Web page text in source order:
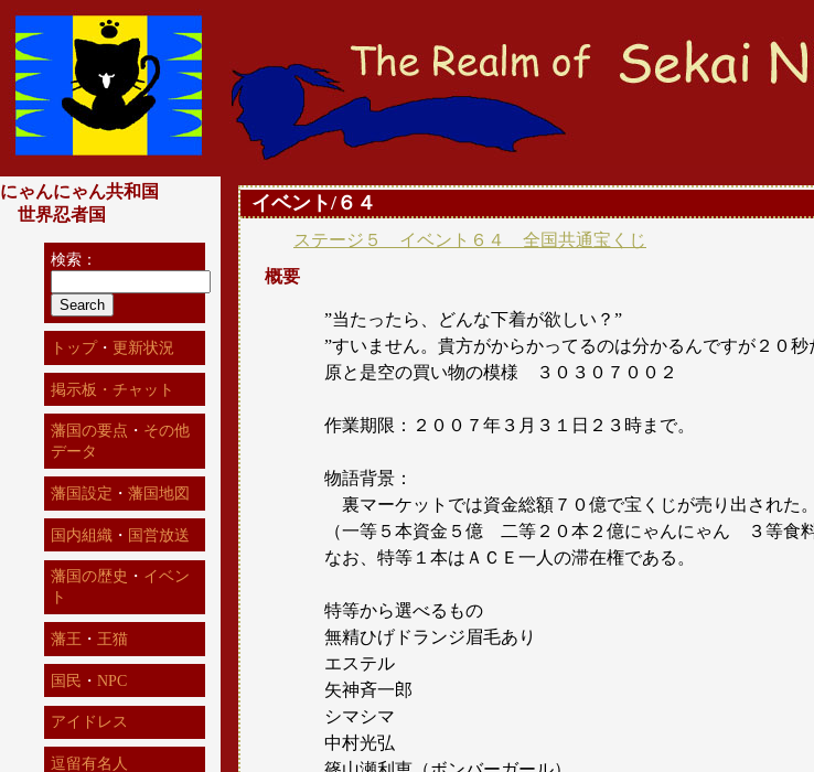
イベント/６４
ステージ５ イベント６４ 全国共通宝くじ
概要
”当たったら、どんな下着が欲しい？”
”すいません。貴方がからかってるのは分かるんですが２０
原と是空の買い物の模様 ３０３０７００２
作業期限：２００７年３月３１日２３時まで。
物語背景：
裏マーケットでは資金総額７０億で宝くじが売り出された。
（一等５本資金５億 二等２０本２億にゃんにゃん ３等食料
なお、特等１本はＡＣＥ一人の滞在権である。
特等から選べるもの
無精ひげドランジ眉毛あり
エステル
矢神斉一郎
シマシマ
中村光弘
にゃんにゃん共和国
世界忍者国
検索：
トップ・ 更新状況
掲示板・チャット
藩国の要点 ・ その他
データ
藩国設定 ・ 藩国地図
国内組織 ・ 国営放送
藩国の歴史 ・ イベン
ト
藩王 ・ 王猫
国民 ・ NPC
アイドレス
逗留有名人